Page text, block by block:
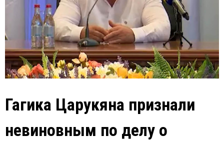
Гагика Царукяна признали
невиновным по делу о